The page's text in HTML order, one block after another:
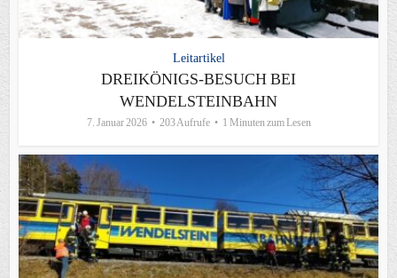
Leitartikel
DREIKÖNIGS-BESUCH BEI
WENDELSTEINBAHN
7. Januar 2026 203 Aufrufe 1 Minuten zum Lesen